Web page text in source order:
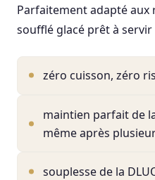
Parfaitement adapté
soufflé glacé prêt à
zéro cuisson, zéro
maintien parfait de
même après
souplesse de la